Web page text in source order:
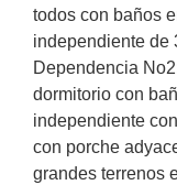
todos con baños
independiente de
Dependencia
dormitorio con
independiente
con porche
grandes terrenos